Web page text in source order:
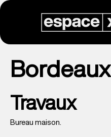
Bordeaux
Travaux
Bureau maison.